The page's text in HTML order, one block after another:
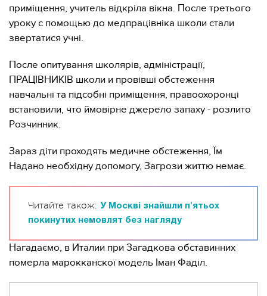
приміщення, учитель відкріла вікна. После третього
уроку с помощью до медпрацівніка школи стали
звертатися учні.
После опитування школярів, адміністрації,
ПРАЦІВНИКІВ школи и провівші обстеження
навчальні та підсобні приміщення, правоохоронці
встановили, что ймовірне джерело запаху - розлито
Розчинник.
Зараз діти проходять медичне обстеження, Їм
Надано необхідну допомогу, Загрози життю немає.
Читайте також: У Москві знайшли п'ятьох
покинутих немовлят без нагляду
Нагадаємо, в Италии при Загадкова обставинних
померла марокканскої модель Іман Фаділ.